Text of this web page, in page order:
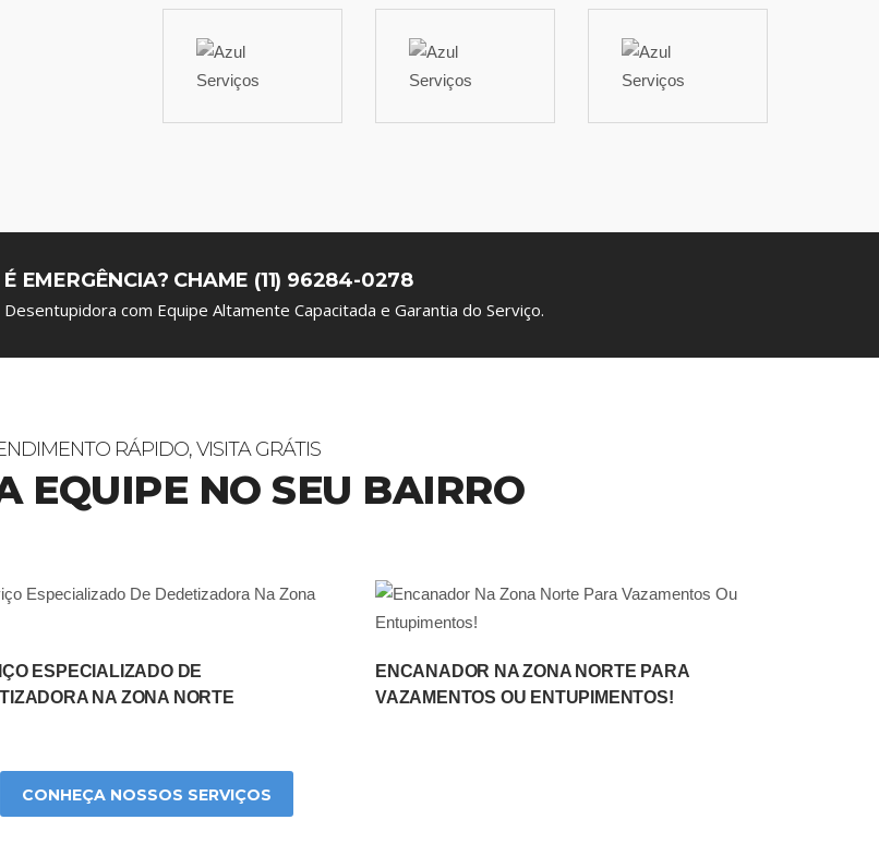
É EMERGÊNCIA? CHAME (11) 96284-0278
Desentupidora com Equipe Altamente Capacitada e Garantia do Serviço.
RÁPIDO, VISITA GRÁTIS
EQUIPE NO SEU BAIRRO
ESPECIALIZADO DE
NA ZONA NORTE
ENCANADOR NA ZONA NORTE PARA
VAZAMENTOS OU ENTUPIMENTOS!
CONHEÇA NOSSOS SERVIÇOS
Orçamento Online